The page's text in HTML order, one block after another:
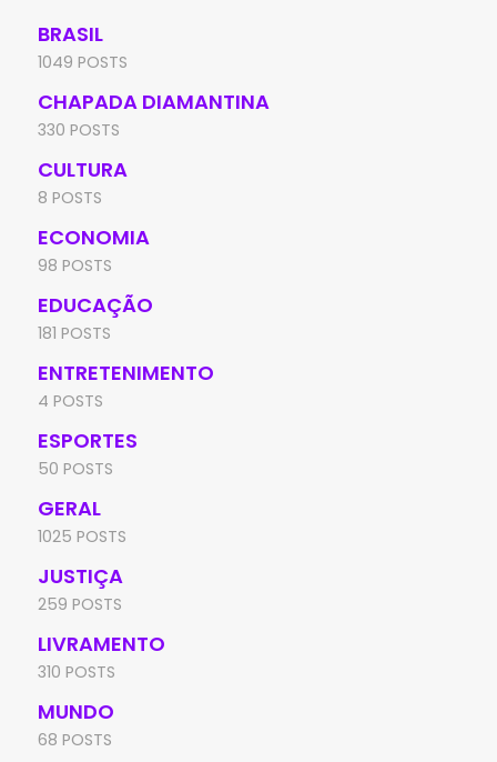
BRASIL
1049 POSTS
CHAPADA DIAMANTINA
330 POSTS
CULTURA
8 POSTS
ECONOMIA
98 POSTS
EDUCAÇÃO
181 POSTS
ENTRETENIMENTO
4 POSTS
ESPORTES
50 POSTS
GERAL
1025 POSTS
JUSTIÇA
259 POSTS
LIVRAMENTO
310 POSTS
MUNDO
68 POSTS